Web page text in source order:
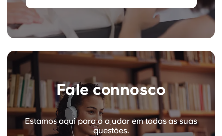
Fale connosco
Estamos aqui para o ajudar em todas as suas
questões.